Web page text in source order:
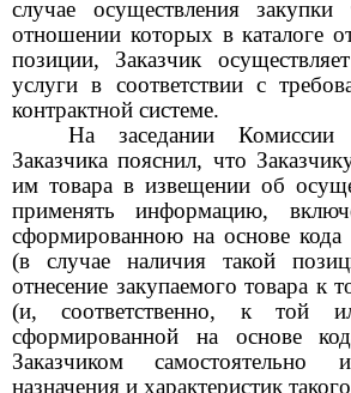
случае осуществления
отношении которых в каталоге
позиции, Заказчик
услуги в соответствии с
контрактной системе.
На заседании Комиссии
Заказчика пояснил, что
им товара в извещении об
применять информацию,
сформированною на основе
(в случае наличия такой
отнесение закупаемого товара
(и, соответственно, к той
сформированной на основе
Заказчиком самостоятельно
назначения и характеристик